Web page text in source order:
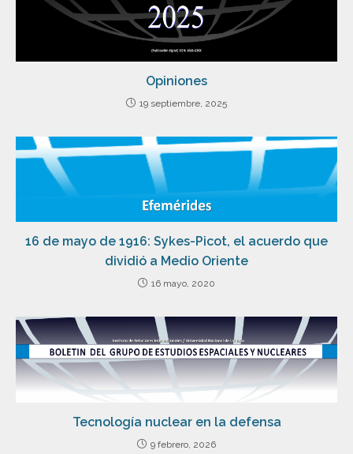
Opiniones
19 septiembre, 2025
16 de mayo de 1916: Sykes-Picot, el acuerdo que
dividió a Medio Oriente
16 mayo, 2020
Tecnología nuclear en la defensa
9 febrero, 2026